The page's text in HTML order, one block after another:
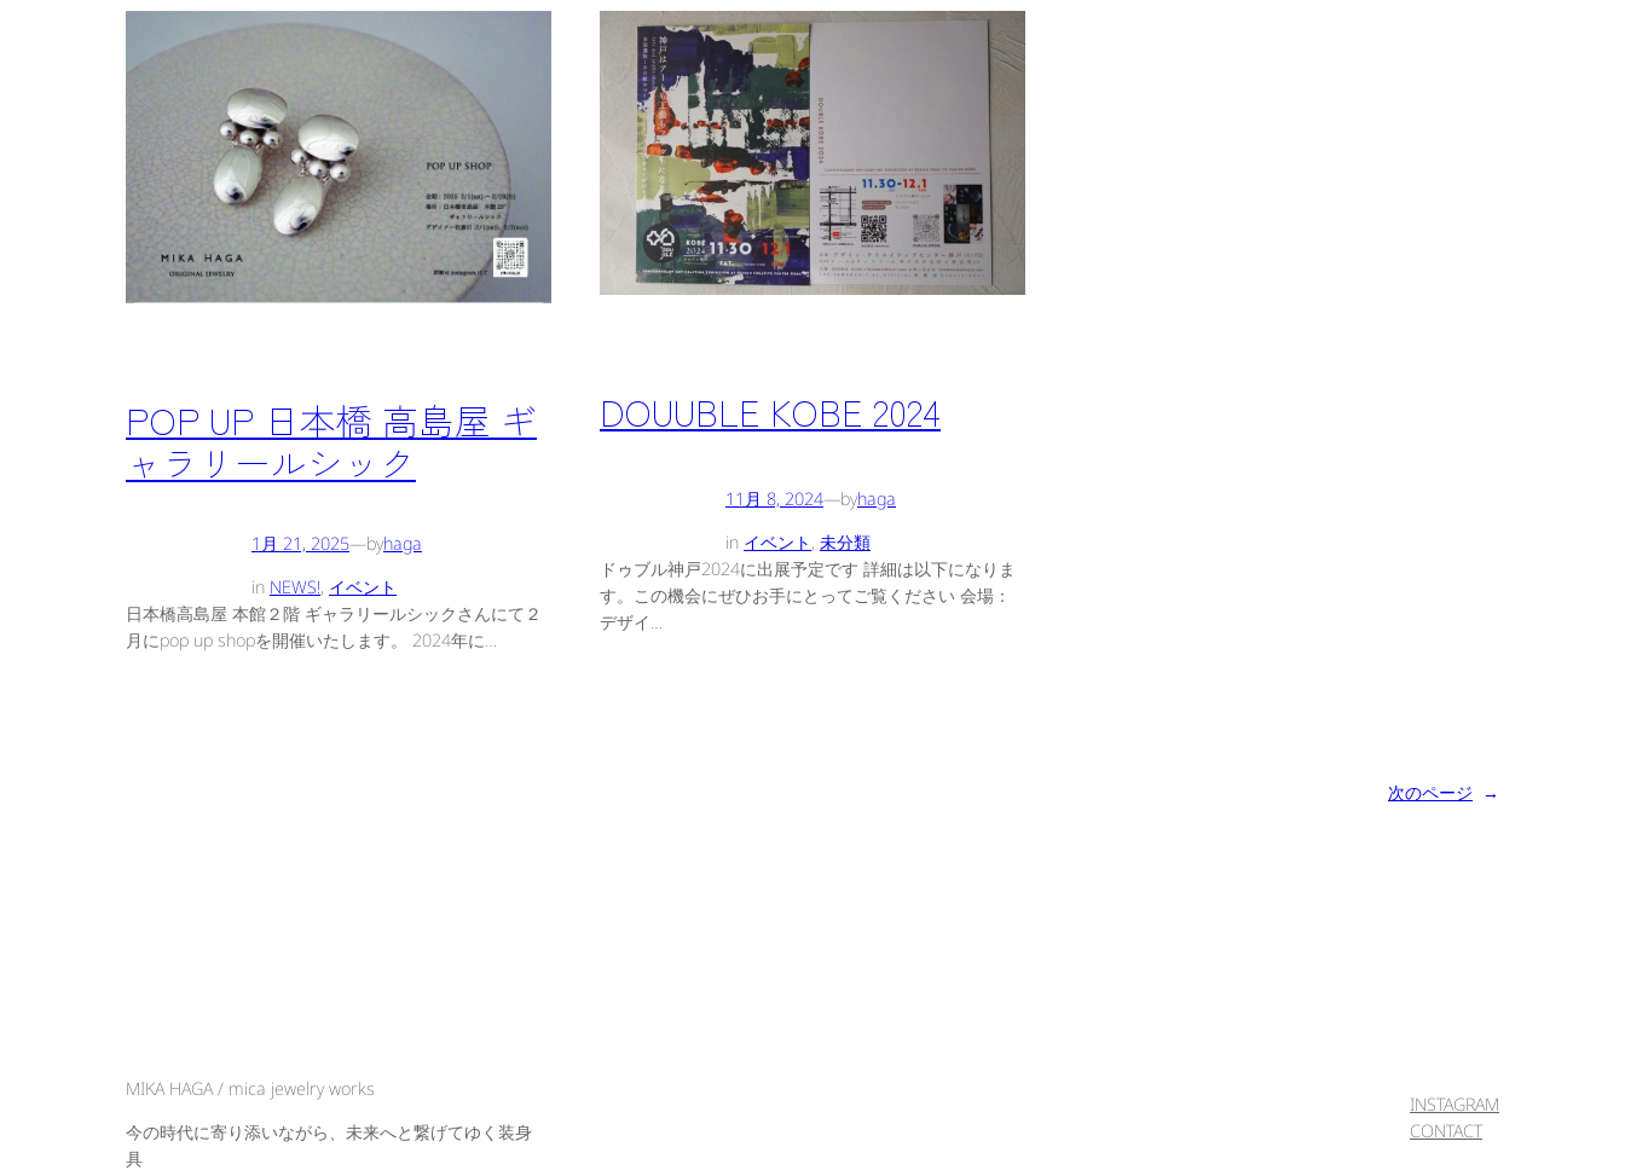
POP UP 日本橋 高島屋 ギ
ャラリールシック
1月 21, 2025—byhaga
in NEWS!, イベント
日本橋高島屋 本館２階 ギャラリールシックさんにて２
月にpop up shopを開催いたします。 2024年に…
DOUUBLE KOBE 2024
11月 8, 2024—byhaga
in イベント , 未分類
ドゥブル神戸2024に出展予定です 詳細は以下になりま
す。この機会にぜひお手にとってご覧ください 会場：
デザイ…
次のページ →
MIKA HAGA / mica jewelry works
今の時代に寄り添いながら、未来へと繋げてゆく装身
具
INSTAGRAM
CONTACT